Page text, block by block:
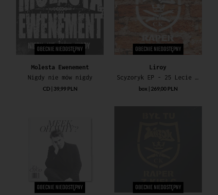
OBECNIE NIEDOSTĘPNY
Molesta Ewenement
Nigdy nie mów nigdy
CD | 39,99 PLN
OBECNIE NIEDOSTĘPNY
Liroy
Scyzoryk EP - 25 Lecie Box
box | 269,00 PLN
OBECNIE NIEDOSTĘPNY OBECNIE NIEDOSTĘPNY